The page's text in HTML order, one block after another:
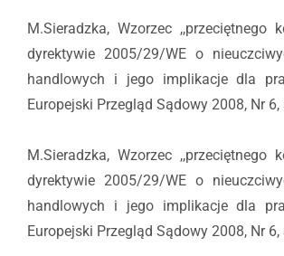
M.Sieradzka, Wzorzec ,,przeciętnego
dyrektywie 2005/29/WE o
handlowych i jego implikacje dla
Europejski Przegląd Sądowy 2008, Nr 6,
M.Sieradzka, Wzorzec ,,przeciętnego
dyrektywie 2005/29/WE o
handlowych i jego implikacje dla
Europejski Przegląd Sądowy 2008, Nr 6,